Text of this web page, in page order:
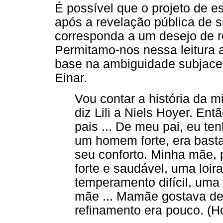
É possível que o projeto de
após a revelação pública de
corresponda a um desejo de
Permitamo-nos nessa leitura
base na ambiguidade
Einar.
Vou contar a história da
diz Lili a Niels Hoyer.
pais ... De meu pai, eu
um homem forte, era
seu conforto. Minha mãe,
forte e saudável, uma
temperamento difícil,
mãe ... Mamãe gostava
refinamento era pouco.